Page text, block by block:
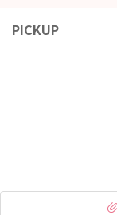
PICKUP